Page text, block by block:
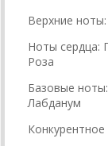
Верхние
Ноты сердца:
Роза
Базовые
Лабданум